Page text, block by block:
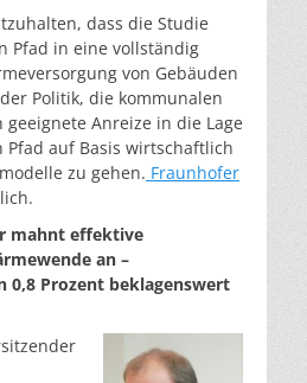
dass die Studie
Pfad in eine vollständig
von Gebäuden
Politik, die kommunalen
Anreize in die Lage
Pfad auf Basis wirtschaftlich
zu gehen. Fraunhofer
mahnt effektive
an –
0,8 Prozent beklagenswert